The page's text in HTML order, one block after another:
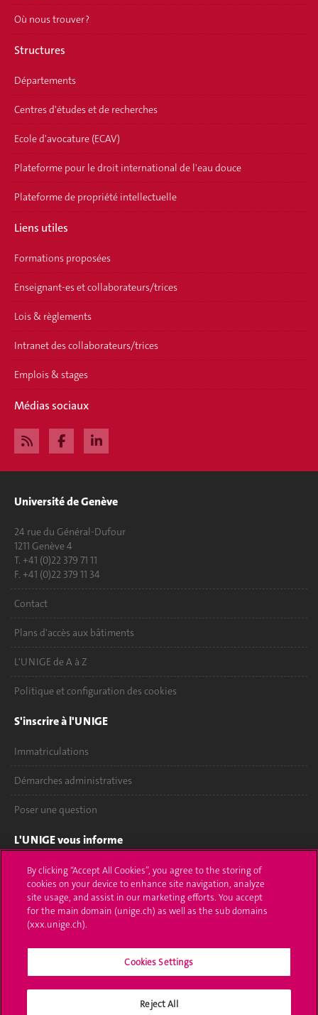
Où nous trouver ?
Structures
Départements
Centres d'études et de recherches
Ecole d'avocature (ECAV)
Plateforme pour le droit international de l'eau douce
Plateforme de propriété intellectuelle
Liens utiles
Formations proposées
Enseignant-es et collaborateurs/trices
Lois & règlements
Intranet des collaborateurs/trices
Emplois & stages
Médias sociaux
Université de Genève
24 rue du Général-Dufour
1211 Genève 4
T. +41 (0)22 379 71 11
F. +41 (0)22 379 11 34
Contact
Plans d'accès aux bâtiments
L'UNIGE de A à Z
Politique et configuration des cookies
S'inscrire à l'UNIGE
Immatriculations
Démarches administratives
Poser une question
L'UNIGE vous informe
UNIGE Mobile
Médias
Offres d'emploi
Calendrier académique
By clicking “Accept All Cookies”, you agree to the storing of
cookies on your device to enhance site navigation, analyze
site usage, and assist in our marketing efforts. You accept
for the main domain (unige.ch) as well as the sub domains
(xxx.unige.ch).
Cookies Settings
Reject All